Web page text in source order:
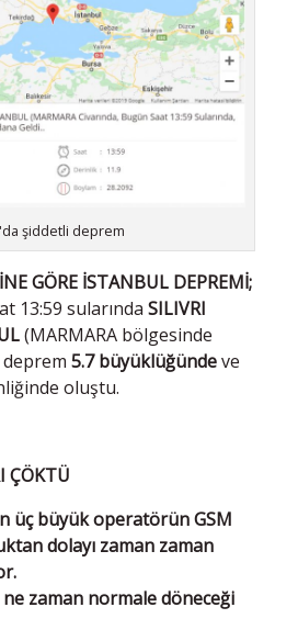
şiddetli deprem
GÖRE İSTANBUL DEPREMİ;
13:59 sularında SILIVRI
(MARMARA bölgesinde
5.7 büyüklüğündeve
oluştu.
ÇÖKTÜ
üç büyük operatörün GSM
dolayı zaman zaman
zaman normale döneceği